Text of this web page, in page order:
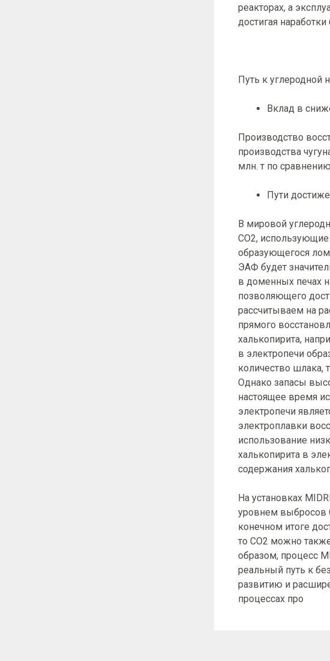
реакторах, а
достигая
Путь к углеродной
Вклад в
Производство
производства
млн. т по
Пути
В мировой
СО2, использующие
образующегося
ЭАФ будет
в доменных печах
позволяющего
рассчитываем на
прямого
халькопирита,
в электропечи
количество шлака,
Однако запасы
настоящее время
электропечи
электроплавки
использование
халькопирита в
содержания
На установках
уровнем выбросов
конечном итоге
то СО2 можно также
образом, процесс
реальный путь к
развитию и
процессах про